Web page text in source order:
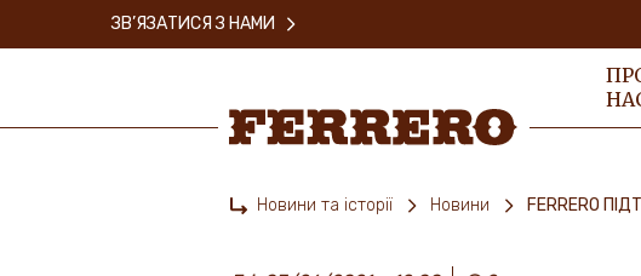
ЗВ’ЯЗАТИСЯ З НАМИ
Новини та історії Новини FERRERO